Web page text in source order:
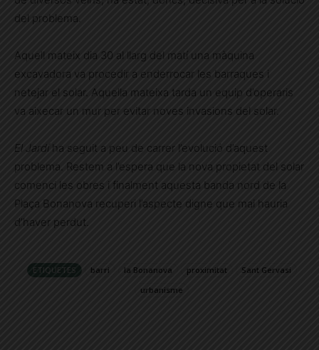
del problema.
Aquell mateix dia 30 al llarg del matí una màquina
excavadora va procedir a enderrocar les barraques i
netejar el solar. Aquella mateixa tarda un equip d’operaris
va aixecar un mur per evitar noves invasions del solar.
El Jardí ha seguit a peu de carrer l’evolució d’aquest
problema. Restem a l’espera que la nova propietat del solar
comenci les obres i finalment aquesta banda nord de la
Plaça Bonanova recuperi l’aspecte digne que mai hauria
d’haver perdut.
ETIQUETES barri la Bonanova proximitat
Sant Gervasi
urbanisme